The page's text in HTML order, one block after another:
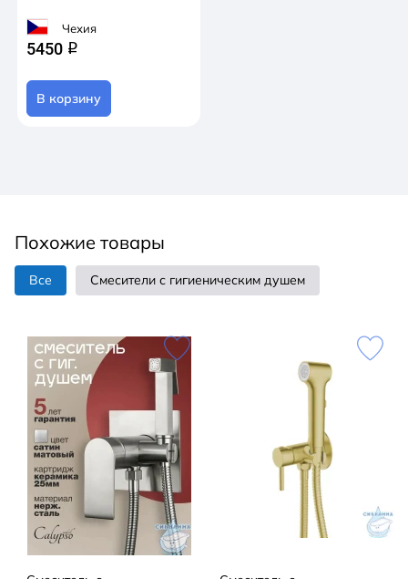
Чехия
5450 q
В корзину
Похожие товары
Все Смесители с гигиеническим душем